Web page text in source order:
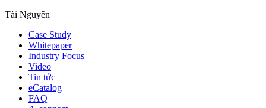
Tài Nguyên
Case Study
Whitepaper
Industry Focus
Video
Tin tức
eCatalog
FAQ